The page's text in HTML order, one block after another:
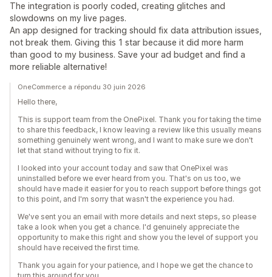
The integration is poorly coded, creating glitches and
slowdowns on my live pages.
An app designed for tracking should fix data attribution issues,
not break them. Giving this 1 star because it did more harm
than good to my business. Save your ad budget and find a
more reliable alternative!
OneCommerce a répondu 30 juin 2026
Hello there,
This is support team from the OnePixel. Thank you for taking the time
to share this feedback, I know leaving a review like this usually means
something genuinely went wrong, and I want to make sure we don't
let that stand without trying to fix it.
I looked into your account today and saw that OnePixel was
uninstalled before we ever heard from you. That's on us too, we
should have made it easier for you to reach support before things got
to this point, and I'm sorry that wasn't the experience you had.
We've sent you an email with more details and next steps, so please
take a look when you get a chance. I'd genuinely appreciate the
opportunity to make this right and show you the level of support you
should have received the first time.
Thank you again for your patience, and I hope we get the chance to